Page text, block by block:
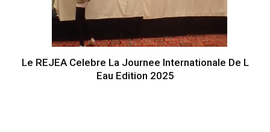
Le REJEA Celebre La Journee Internationale De L
Eau Edition 2025